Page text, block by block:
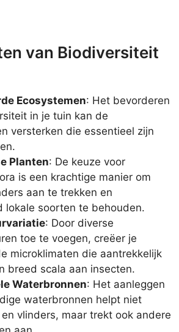
van Biodiversiteit
Ecosystemen: Het bevorderen
in je tuin kan de
versterken die essentieel zijn
Planten: De keuze voor
is een krachtige manier om
aan te trekken en
lokale soorten te behouden.
: Door diverse
toe te voegen, creëer je
microklimaten die aantrekkelijk
breed scala aan insecten.
Waterbronnen: Het aanleggen
waterbronnen helpt niet
vlinders, maar trekt ook andere